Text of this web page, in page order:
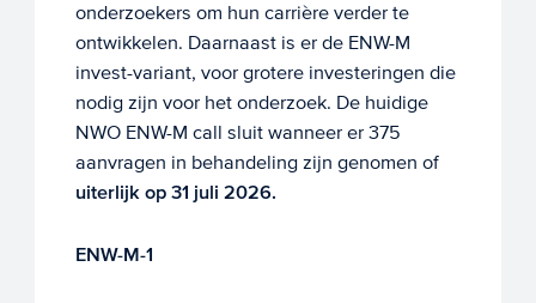
onderzoekers om hun carrière verder te
ontwikkelen. Daarnaast is er de ENW-M
invest-variant, voor grotere investeringen die
nodig zijn voor het onderzoek. De huidige
NWO ENW-M call sluit wanneer er 375
aanvragen in behandeling zijn genomen of
uiterlijk op 31 juli 2026.
ENW-M-1